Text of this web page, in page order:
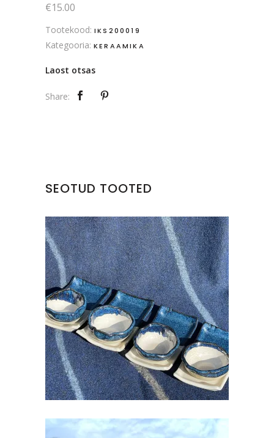
€15.00
Tootekood: IKS200019
Kategooria: KERAAMIKA
Laost otsas
Share:
SEOTUD TOOTED
SUSHI ALUS KOOS SOJA
KAUSIKESEGA
€18.00